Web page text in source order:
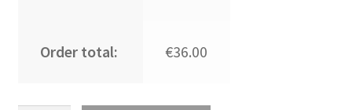
Order total: €36.00